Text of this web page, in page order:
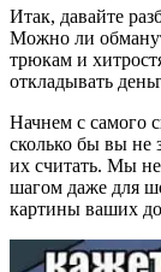
Итак, давайте
Можно ли
трюкам и
откладывать
Начнем с самого
сколько бы вы не
их считать. Мы
шагом даже для
картины ваших